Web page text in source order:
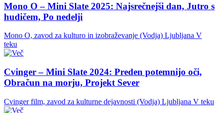
Mono O – Mini Slate 2025: Najsrečnejši dan, Jutro s
hudičem, Po nedelji
Mono O, zavod za kulturo in izobraževanje (Vodja) Ljubljana V
teku
Cvinger – Mini Slate 2024: Preden potemnijo oči,
Obračun na morju, Projekt Sever
Cvinger film, zavod za kulturne dejavnosti (Vodja) Ljubljana V teku